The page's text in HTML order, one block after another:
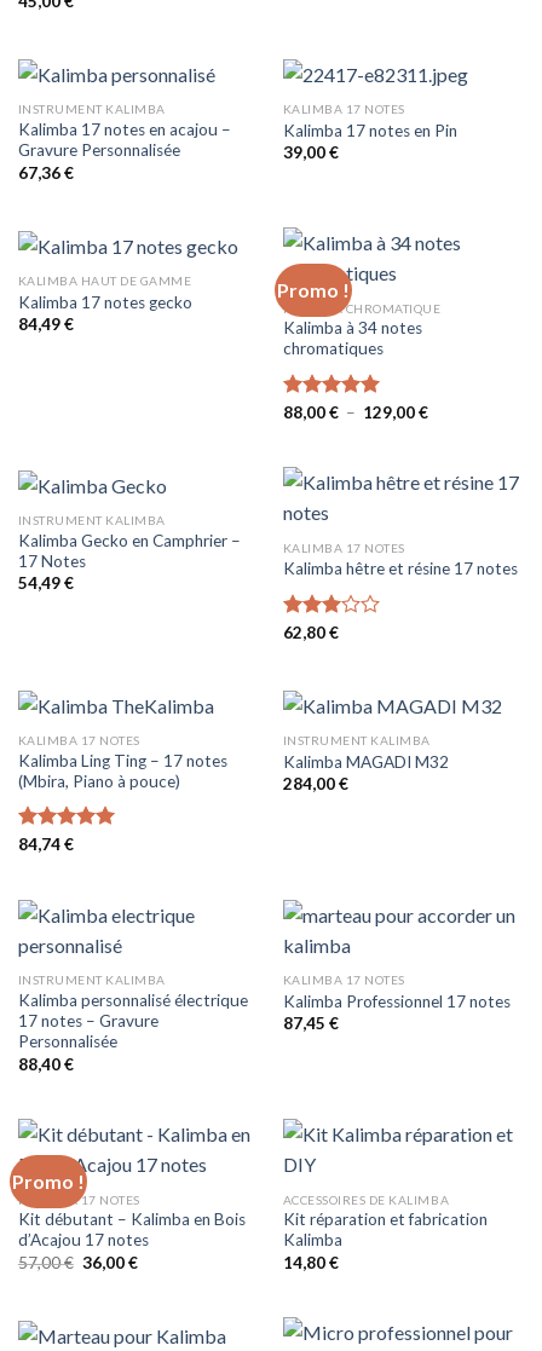
INSTRUMENT KALIMBA
Kalimba 17 notes en acajou –
Gravure Personnalisée
67,36€
KALIMBA 17 NOTES
Kalimba 17 notes en Pin
39,00€
KALIMBA HAUT DE GAMME
Kalimba 17 notes gecko
84,49€
Promo !
KALIMBA CHROMATIQUE
Kalimba à 34 notes
chromatiques
Note5.00
88,00€ – 129,00€Plage
129,00 €
INSTRUMENT KALIMBA
Kalimba Gecko en Camphrier –
17 Notes
54,49€
KALIMBA 17 NOTES
Kalimba hêtre et résine 17 notes
Note
62,80€
KALIMBA 17 NOTES
Kalimba Ling Ting – 17 notes
(Mbira, Piano à pouce)
Note5.00
84,74€
INSTRUMENT KALIMBA
Kalimba MAGADI M32
284,00€
INSTRUMENT KALIMBA
Kalimba personnalisé électrique
17 notes – Gravure
Personnalisée
88,40€
KALIMBA 17 NOTES
Kalimba Professionnel 17 notes
87,45 €
Promo !
KALIMBA 17 NOTES
Kit débutant – Kalimba en Bois
d’Acajou 17 notes
57,00€ Le
prix
36,00€Le
ACCESSOIRES DE KALIMBA
Kit réparation et fabrication
Kalimba
14,80€